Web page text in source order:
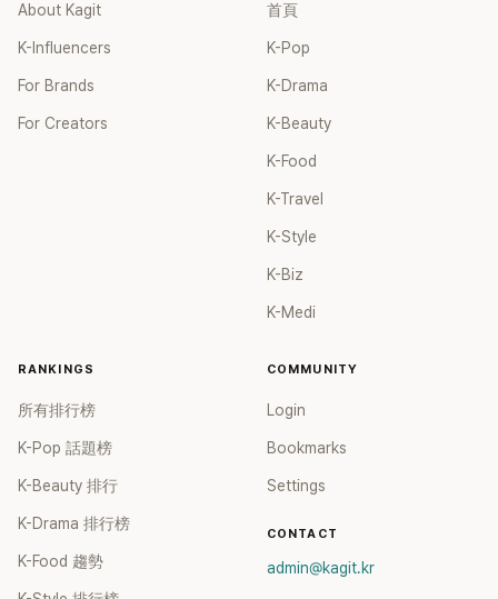
About Kagit
K-Influencers
For Brands
For Creators
首頁
K-Pop
K-Drama
K-Beauty
K-Food
K-Travel
K-Style
K-Biz
K-Medi
RANKINGS
所有排行榜
K-Pop 話題榜
K-Beauty 排行
K-Drama 排行榜
K-Food 趨勢
COMMUNITY
Login
Bookmarks
Settings
CONTACT
admin@kagit.kr